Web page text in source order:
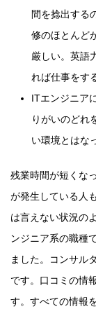
間を捻出する
修のほとんど
厳しい。英語
れば仕事をす
ITエンジニア
りがいのどれ
い環境とはな
残業時間が短くな
が発生している人
は言えない状況の
ンジニア系の職種
ました。コンサル
です。口コミの情
す。すべての情報